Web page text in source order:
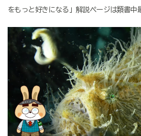
をもっと好きになる」解説ページは類書中